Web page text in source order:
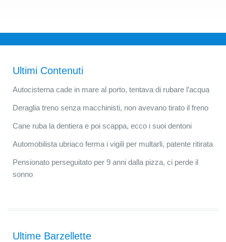
Ultimi Contenuti
Autocisterna cade in mare al porto, tentava di rubare l’acqua
Deraglia treno senza macchinisti, non avevano tirato il freno
Cane ruba la dentiera e poi scappa, ecco i suoi dentoni
Automobilista ubriaco ferma i vigili per multarli, patente ritirata
Pensionato perseguitato per 9 anni dalla pizza, ci perde il
sonno
Ultime Barzellette